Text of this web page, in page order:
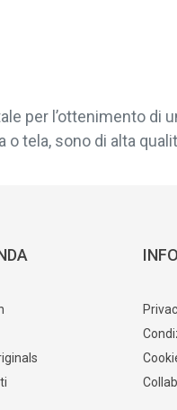
per l’ottenimento
tela, sono di alta